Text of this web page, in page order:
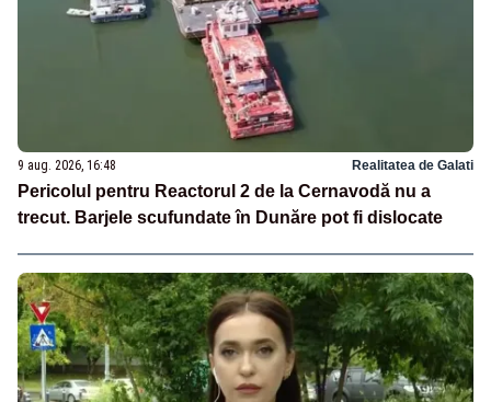
9 aug. 2026, 16:48 Realitatea de Galati
Pericolul pentru Reactorul 2 de la Cernavodă nu a
trecut. Barjele scufundate în Dunăre pot fi dislocate